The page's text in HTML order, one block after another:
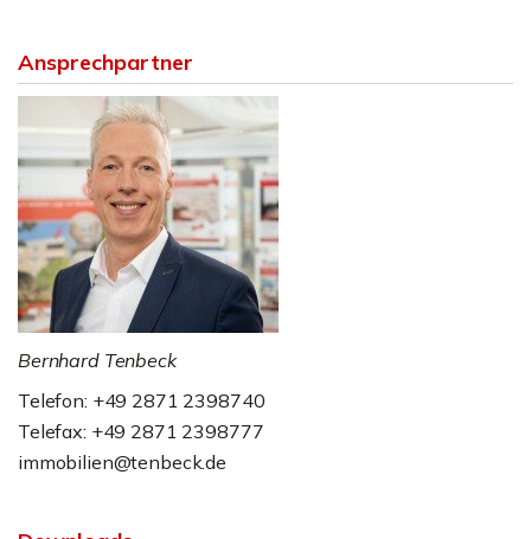
Ansprechpartner
Bernhard Tenbeck
Telefon: +49 2871 2398740
Telefax: +49 2871 2398777
immobilien@tenbeck.de